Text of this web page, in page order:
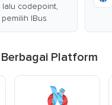
lalu codepoint,
IBus
Platform